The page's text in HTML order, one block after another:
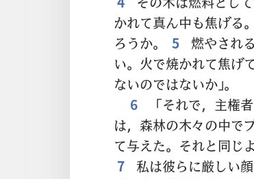
かれて真ん中も焦げる
ろうか。
5
燃やされ
い。火で焼かれて焦げ
ないのではないか」。
6
「それで，主権
は，森林の木々の中で
て与えた。それと同じ
7
私は彼らに厳しい